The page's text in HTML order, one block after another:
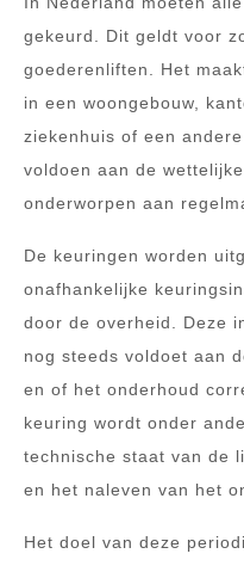
gekeurd. Dit geldt voor
goederenliften. Het
in een woongebouw,
ziekenhuis of een
voldoen aan de
onderworpen aan
De keuringen worden
onafhankelijke
door de overheid. Deze
nog steeds voldoet aan
en of het onderhoud
keuring wordt onder
technische staat van de
en het naleven van het
Het doel van deze